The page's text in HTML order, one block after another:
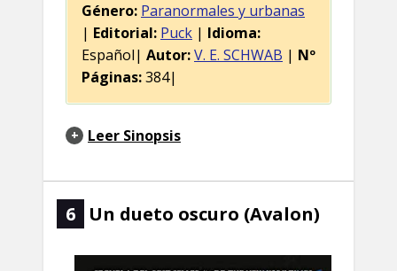
Género: Paranormales y urbanas
| Editorial: Puck | Idioma:
Español| Autor:V. E. SCHWAB | Nº
Páginas:384|
Leer Sinopsis
6 Un dueto oscuro (Avalon)